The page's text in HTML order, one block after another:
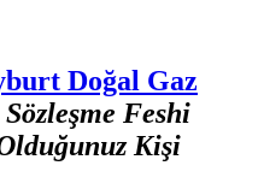
Doğal Gaz
Feshi
Kişi